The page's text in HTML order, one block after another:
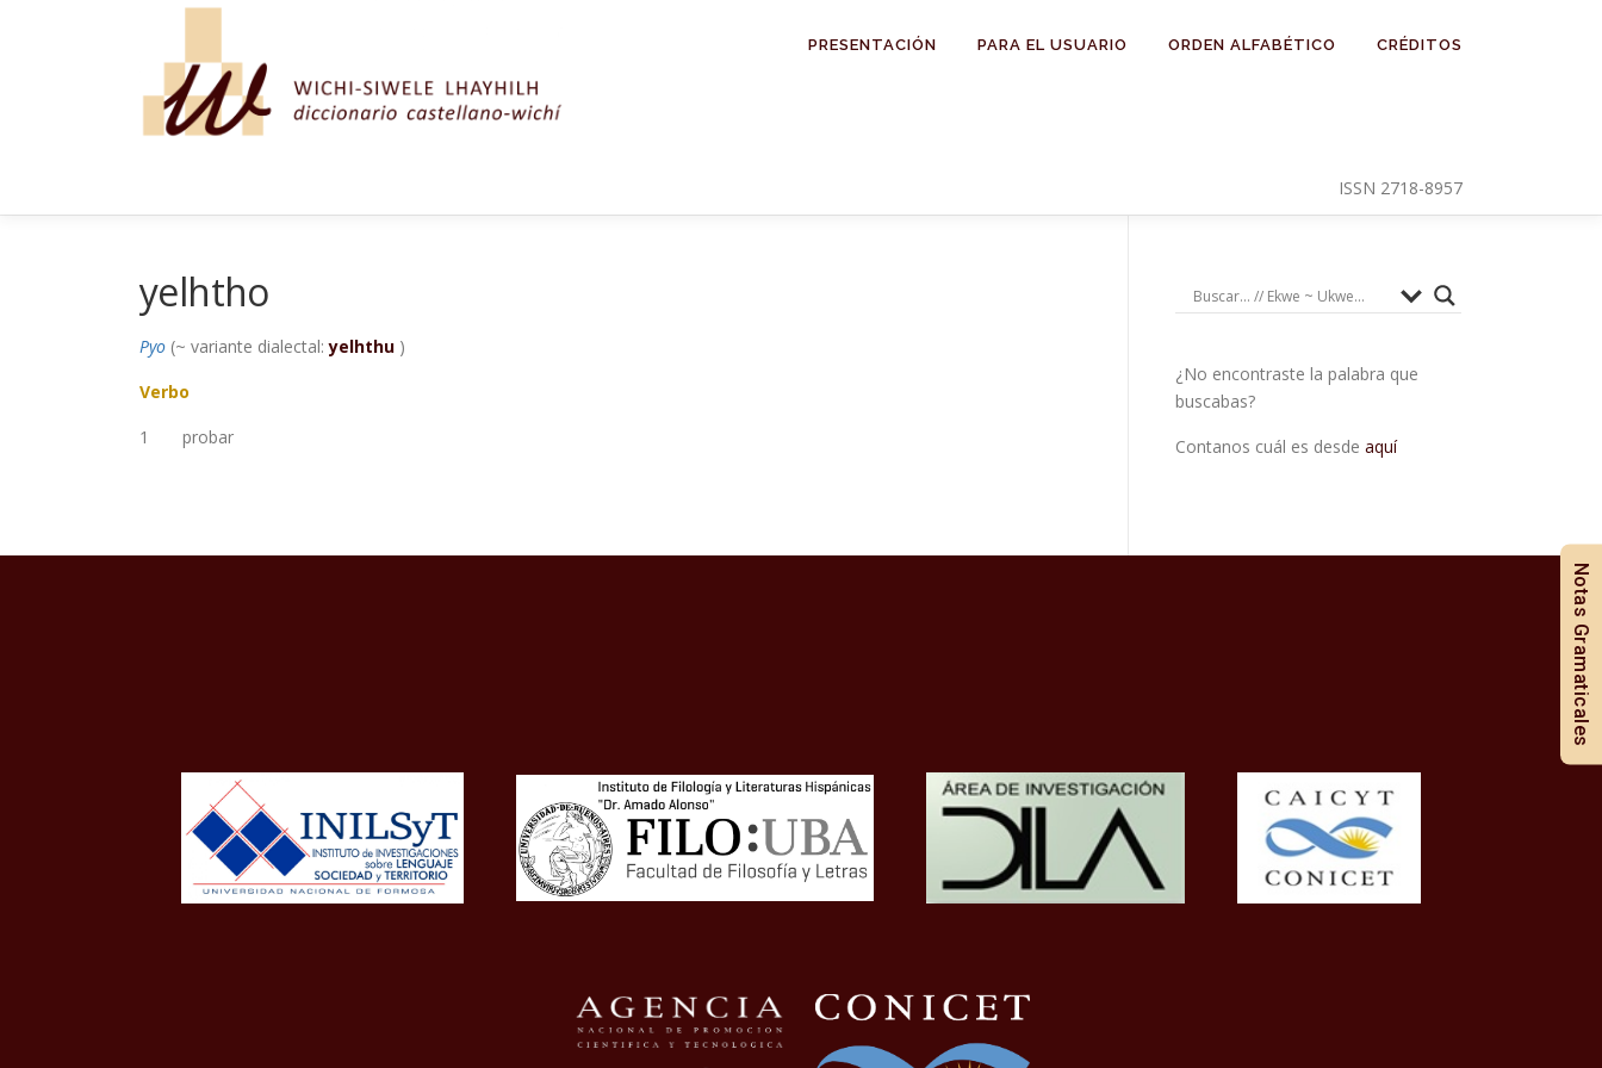
PRESENTACIÓN PARA EL USUARIO ORDEN ALFABÉTICO CRÉDITOS
ISSN 2718-8957
yelhtho
Pyo (~ variante dialectal:yelhthu )
Verbo
1
probar
¿No encontraste la palabra que
buscabas?
Contanos cuál es desde aquí
Notas Gramaticales